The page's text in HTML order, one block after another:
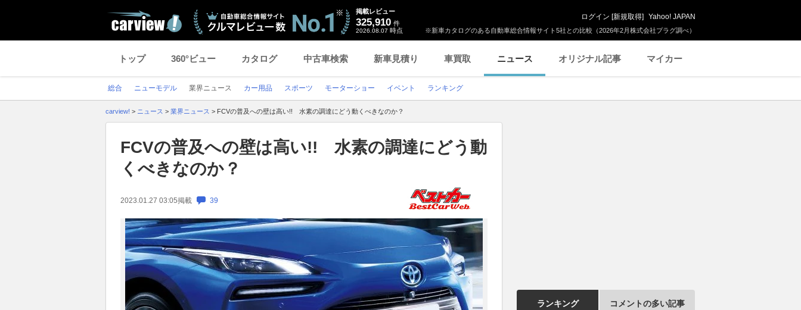
※新車カタログのある自動車総合情報サイト5社との比較（2026年2月株式会社プラグ調べ）
掲載レビュー
325,910 件
2026.08.07 時点
ログイン [新規取得] Yahoo! JAPAN
トップ 360°ビュー カタログ 中古車検索 新車見積り 車買取 ニュース オリジナル記事 マイカー
総合 ニューモデル 業界ニュース カー用品 スポーツ モーターショー イベント ランキング
carview! > ニュース > 業界ニュース > FCVの普及への壁は高い!! 水素の調達にどう動くべきなのか？
FCVの普及への壁は高い!! 水素の調達にどう動
くべきなのか？
2023.01.27 03:05掲載 39
ランキング コメントの多い記事